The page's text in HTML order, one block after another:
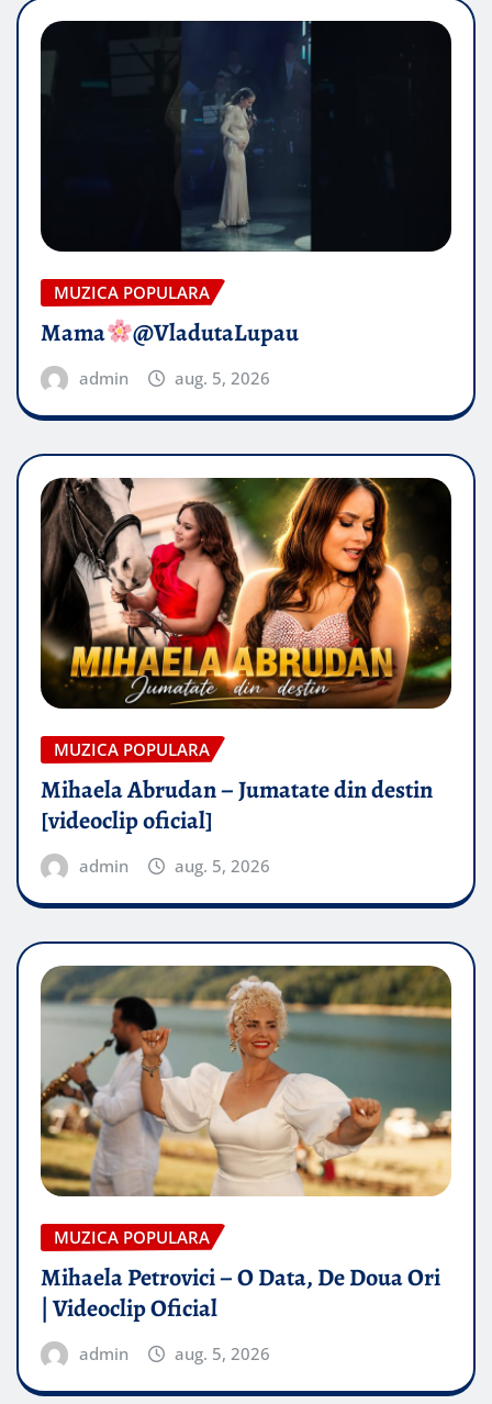
MUZICA POPULARA
Mama @VladutaLupau
admin aug. 5, 2026
MUZICA POPULARA
Mihaela Abrudan – Jumatate din destin
[videoclip oficial]
admin aug. 5, 2026
MUZICA POPULARA
Mihaela Petrovici – O Data, De Doua Ori
| Videoclip Oficial
admin aug. 5, 2026